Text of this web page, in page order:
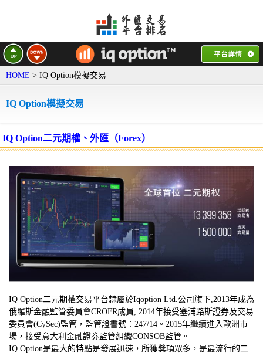
HOME > IQ Option模擬交易
IQ Option模擬交易
IQ Option二元期權、外匯（Forex）
IQ Option二元期權交易平台隸屬於Iqoption Ltd.公司旗下,2013年成為
俄羅斯金融監管委員會CROFR成員, 2014年接受塞浦路斯證券及交易
委員會(CySec)監管，監管證書號：247/14。2015年繼續進入歐洲市
場，接受意大利金融證券監管組織CONSOB監管。
IQ Option是最大的特點是發展迅速，所獲獎項眾多，是最流行的二